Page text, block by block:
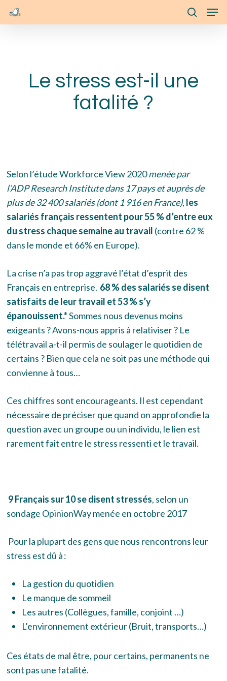
Skip
search
Le stress est-il une
fatalité ?
Selon l’étude Workforce View 2020menée par
l’ADP Research Institute dans 17 pays et auprès de
plus de 32 400 salariés (dont 1 916 en France), les
salariés français ressentent pour 55 % d’entre eux
du stress chaque semaine au travail (contre 62 %
dans le monde et 66% en Europe).
La crise n’a pas trop aggravé l’état d’esprit des
Français en entreprise. 68 % des salariés se disent
satisfaits de leur travail et 53 % s’y
épanouissent.*Sommes nous devenus moins
exigeants ? Avons-nous appris à relativiser ? Le
télétravail a-t-il permis de soulager le quotidien de
certains ? Bien que cela ne soit pas une méthode qui
convienne à tous…
Ces chiffres sont encourageants. Il est cependant
nécessaire de préciser que quand on approfondie la
question avec un groupe ou un individu, le lien est
rarement fait entre le stress ressenti et le travail.
9 Français sur 10 se disent stressés, selon un
sondage OpinionWay menée en octobre 2017
Pour la plupart des gens que nous rencontrons leur
stress est dû à :
La gestion du quotidien
Le manque de sommeil
Les autres (Collègues, famille, conjoint …)
L’environnement extérieur (Bruit, transports…)
Ces états de mal être, pour certains, permanents ne
sont pas une fatalité.
Menu